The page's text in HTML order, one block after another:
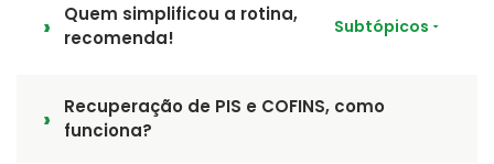
Quem simplificou a rotina,
recomenda!
Subtópicos
Recuperação de PIS e COFINS, como
funciona?